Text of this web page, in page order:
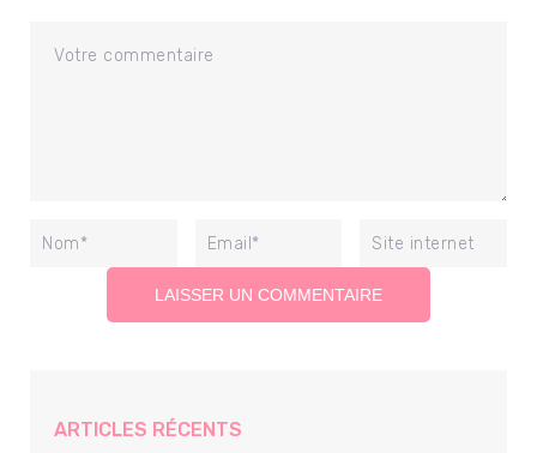
ARTICLES RÉCENTS